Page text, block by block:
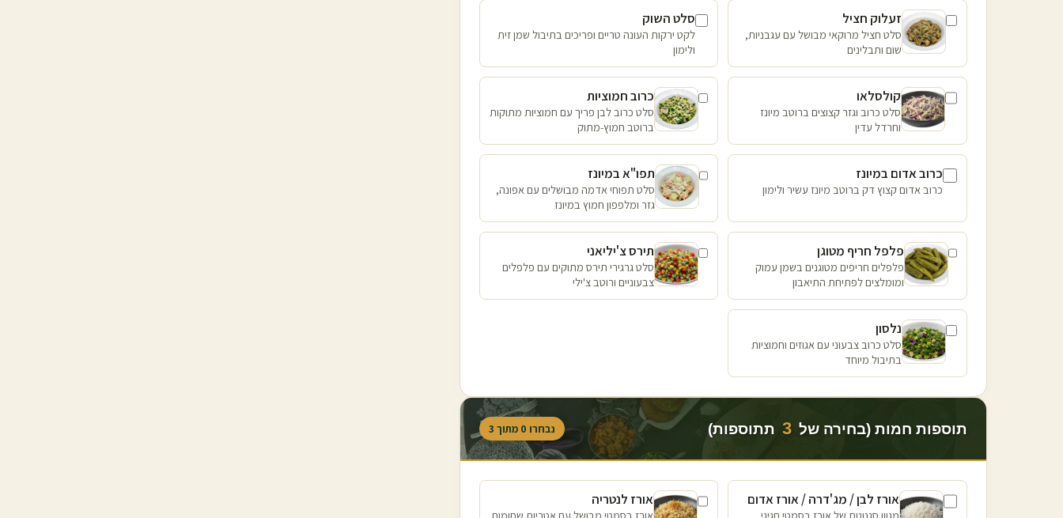
זעלוק חציל
סלט חציל מרוקאי מבושל עם עגבניות,
שום ותבלינים
סלט השוק
לקט ירקות העונה טריים ופריכים בתיבול שמן זית
ולימון
קולסלאו
סלט כרוב וגזר קצוצים ברוטב מיונז
וחרדל עדין
כרוב חמוציות
סלט כרוב לבן פריך עם חמוציות מתוקות
ברוטב חמוץ-מתוק
כרוב אדום במיונז
כרוב אדום קצוץ דק ברוטב מיונז עשיר ולימון
תפו"א במיונז
סלט תפוחי אדמה מבושלים עם אפונה,
גזר ומלפפון חמוץ במיונז
פלפל חריף מטוגן
פלפלים חריפים מטוגנים בשמן עמוק
ומומלצים לפתיחת התיאבון
תירס צ'יליאני
סלט גרגירי תירס מתוקים עם פלפלים
צבעוניים ורוטב צ'ילי
נלסון
סלט כרוב צבעוני עם אגוזים וחמוציות
בתיבול מיוחד
תוספות חמות (בחירה של 3 תתוספות) נבחרו 0 מתוך 3
אורז לבן / מג'דרה / אורז אדום אורז לנטריה